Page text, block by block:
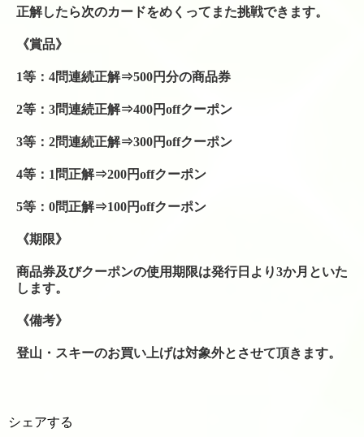
正解したら次のカードをめくってまた挑戦できます。
《賞品》
1等：4問連続正解⇒500円分の商品券
2等：3問連続正解⇒400円offクーポン
3等：2問連続正解⇒300円offクーポン
4等：1問正解⇒200円offクーポン
5等：0問正解⇒100円offクーポン
《期限》
商品券及びクーポンの使用期限は発行日より3か月といた
します。
《備考》
登山・スキーのお買い上げは対象外とさせて頂きます。
シェアする
ソフトテニスガット
バドミントンガット
シューズ
シダス・インソール
グリップテープ
振動止め
ボール関係
バドミントンシャトル
工賃色々
アクセス・お問い合わせ